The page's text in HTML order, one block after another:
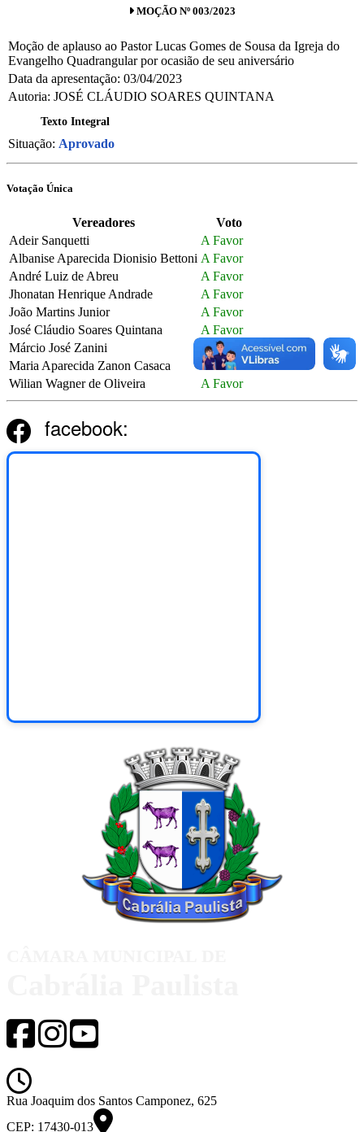
MOÇÃO Nº 003/2023
Moção de aplauso ao Pastor Lucas Gomes de Sousa da Igreja do
Evangelho Quadrangular por ocasião de seu aniversário
Data da apresentação: 03/04/2023
Autoria: JOSÉ CLÁUDIO SOARES QUINTANA
Texto Integral
Situação: Aprovado
Votação Única
Vereadores
Voto
Adeir Sanquetti
A Favor
Albanise Aparecida Dionisio Bettoni A Favor
André Luiz de Abreu
A Favor
Jhonatan Henrique Andrade
A Favor
João Martins Junior
A Favor
José Cláudio Soares Quintana
A Favor
Márcio José Zanini
Não Votou
Maria Aparecida Zanon Casaca
A Favor
Wilian Wagner de Oliveira
A Favor
facebook:
Rua Joaquim dos Santos Camponez, 625
CEP: 17430-013